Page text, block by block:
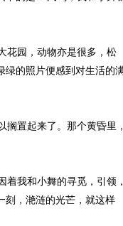
花园，动物亦是很多，松
绿的照片便感到对生活的
置起来了。那个黄昏里，
我和小舞的寻觅，引领，
刻，滟涟的光芒，就这样